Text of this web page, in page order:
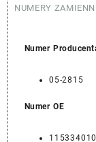
NUMERY
Numer
05-2815
Numer OE